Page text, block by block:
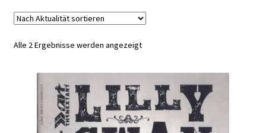
Alle 2 Ergebnisse werden angezeigtNach